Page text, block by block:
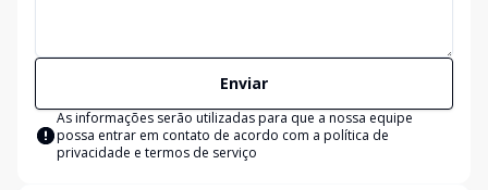
Enviar
As informações serão utilizadas para que a nossa equipe
possa entrar em contato de acordo com a política de
privacidade e termos de serviço